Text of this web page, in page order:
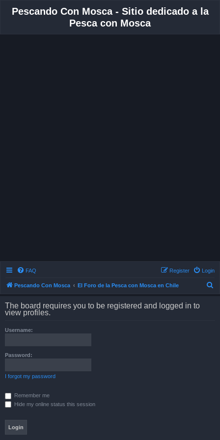
Pescando Con Mosca - Sitio dedicado a la
Pesca con Mosca
FAQ Login
Register
Pescando Con Mosca El Foro de la Pesca con Mosca en Chile
The board requires you to be registered and logged in to
view profiles.
Username:
Password:
I forgot my password
Remember me
Hide my online status this session